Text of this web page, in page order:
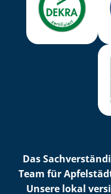
Das
Team für
Unsere lokal